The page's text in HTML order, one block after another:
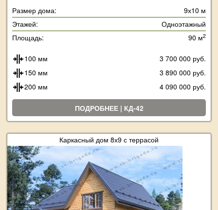
Размер дома:
9х10 м
Этажей:
Одноэтажный
Площадь:
90 м2
100 мм
3 700 000 руб.
150 мм
3 890 000 руб.
200 мм
4 090 000 руб.
ПОДРОБНЕЕ | КД-42
Каркасный дом 8х9 с террасой